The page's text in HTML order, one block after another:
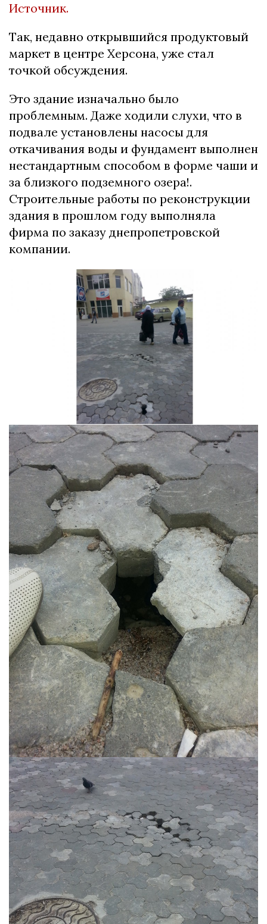
Источник.
Так, недавно открывшийся продуктовый
маркет в центре Херсона, уже стал
точкой обсуждения.
Это здание изначально было
проблемным. Даже ходили слухи, что в
подвале установлены насосы для
откачивания воды и фундамент выполнен
нестандартным способом в форме чаши и
за близкого подземного озера!.
Строительные работы по реконструкции
здания в прошлом году выполняла
фирма по заказу днепропетровской
компании.